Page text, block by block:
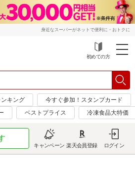
身近なスーパーがネットで便利に・おトクに
初めての方
ンキング
今すぐ参加！スタンプカード
ベストプライス 冷凍食品大特価
キャンペーン 楽天会員登録 ログイン